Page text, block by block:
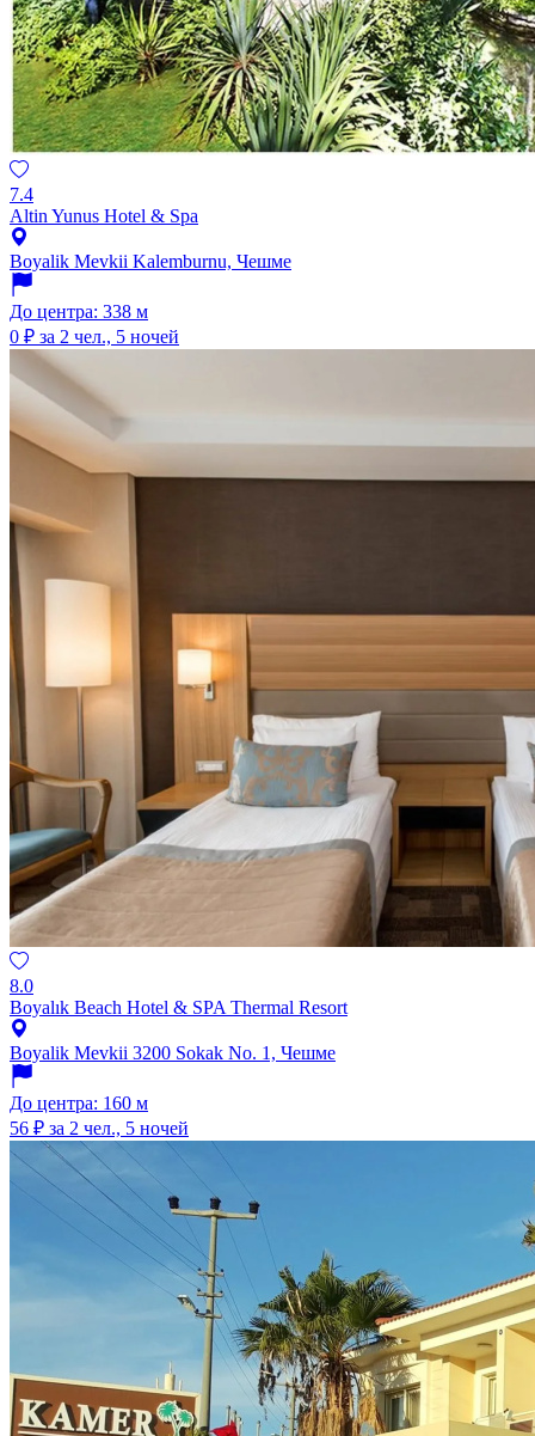
7.4
Altin Yunus Hotel & Spa
Boyalik Mevkii Kalemburnu, Чешме
До центра: 338 м
0 ₽ за 2 чел., 5 ночей
8.0
Boyalık Beach Hotel & SPA Thermal Resort
Boyalik Mevkii 3200 Sokak No. 1, Чешме
До центра: 160 м
56 ₽ за 2 чел., 5 ночей